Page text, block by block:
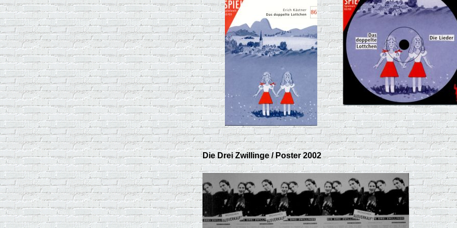
Die Drei Zwillinge / Poster 2002